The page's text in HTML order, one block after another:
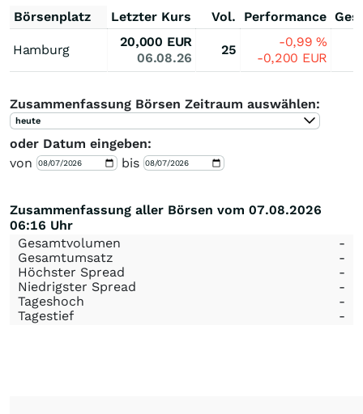
Börsenplatz Letzter Kurs Vol. Performance
Hamburg
20,000 EUR
06.08.26
25
-0,99%
-0,200 EUR
Zusammenfassung Börsen Zeitraum auswählen:
heute
oder Datum eingeben:
von
bis
Zusammenfassung aller Börsen vom 07.08.2026
06:16 Uhr
Gesamtvolumen
-
Gesamtumsatz
-
Höchster Spread
-
Niedrigster Spread
-
Tageshoch
-
Tagestief
-